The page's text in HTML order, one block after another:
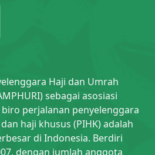
Haji dan Umrah
sebagai asosiasi
perjalanan penyelenggara
haji khusus (PIHK) adalah
di Indonesia. Berdiri
dengan jumlah anggota